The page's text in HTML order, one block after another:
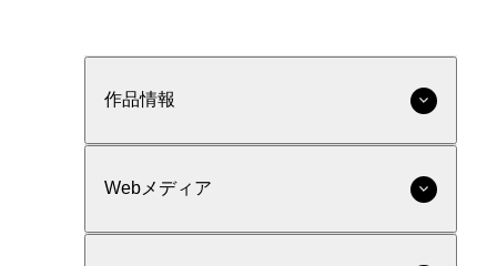
作品情報
Webメディア